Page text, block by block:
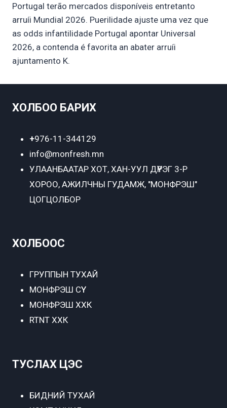
Portugal terão mercados disponíveis entretanto
arruíi Mundial 2026. Puerilidade ajuste uma vez que
as odds infantilidade Portugal apontar Universal
2026, a contenda é favorita an abater arruíi
ajuntamento K.
ХОЛБОО БАРИХ
+976-11-344129
info@monfresh.mn
УЛААНБААТАР ХОТ, ХАН-УУЛ ДҮҮРЭГ 3-Р
ХОРОО, АЖИЛЧНЫ ГУДАМЖ, "МОНФРЭШ"
ЦОГЦОЛБОР
ХОЛБООС
ГРУППЫН ТУХАЙ
МОНФРЭШ СҮҮ
МОНФРЭШ ХХК
RTNT ХХК
ТУСЛАХ ЦЭС
БИДНИЙ ТУХАЙ